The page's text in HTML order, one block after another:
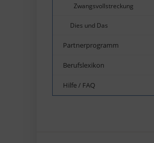
Zwangsvollstreckung
Dies und Das
Partnerprogramm
Berufslexikon
Hilfe / FAQ